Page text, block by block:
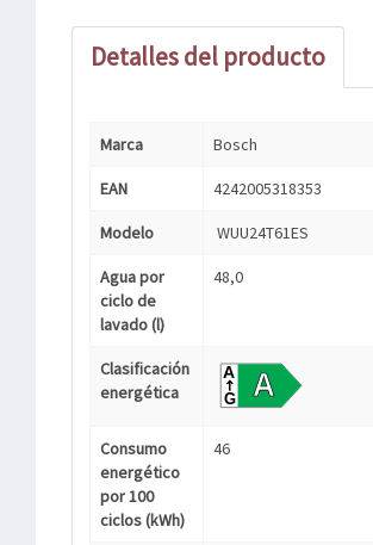
Detalles del producto
Marca Bosch
EAN 4242005318353
Modelo WUU24T61ES
Agua por
ciclo de
lavado (l)
48,0
Clasificación
energética
Consumo
energético
por 100
ciclos (kWh)
46